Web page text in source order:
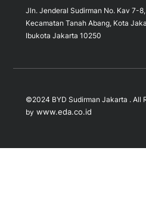
Jln. Jenderal Sudirman No. Kav 7-
Kecamatan Tanah Abang, Kota
Ibukota Jakarta 10250
©2024 BYD Sudirman Jakarta . All
by www.eda.co.id